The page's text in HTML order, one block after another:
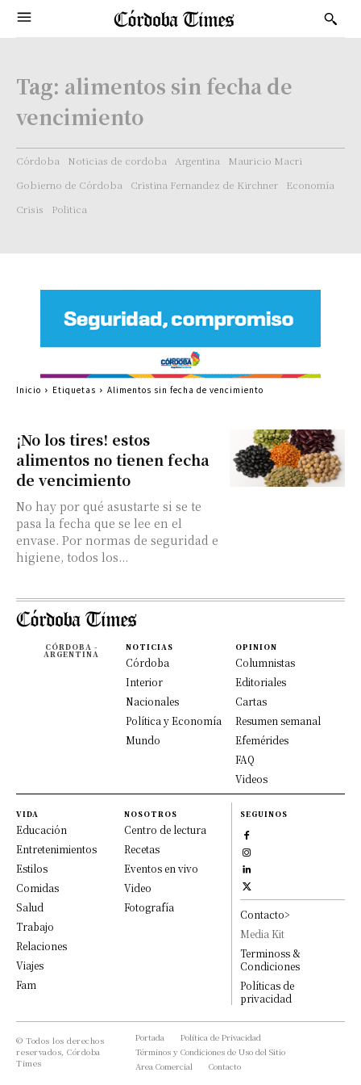
Tag: alimentos sin fecha de
vencimiento
Córdoba Noticias de cordoba Argentina
Mauricio Macri
Gobierno de Córdoba
Cristina Fernandez de Kirchner
Economía
Crisis
Politica
¡No los tires! estos
alimentos no tienen fecha
de vencimiento
No hay por qué asustarte si se te
pasa la fecha que se lee en el
envase. Por normas de seguridad e
higiene, todos los...
Inicio Etiquetas Alimentos sin fecha de vencimiento
CÓRDOBA -
ARGENTINA
NOTICIAS
Córdoba
Interior
Nacionales
Política y Economía
Mundo
OPINION
Columnistas
Editoriales
Cartas
Resumen semanal
Efemérides
FAQ
Videos
VIDA
Educación
Entretenimientos
Estilos
Comidas
Salud
Trabajo
Relaciones
Viajes
Fam
NOSOTROS
Centro de lectura
Recetas
Eventos en vivo
Video
Fotografía
SEGUINOS
Contacto>
Media Kit
Terminoss &
Condiciones
Políticas de
privacidad
© Todos los derechos
reservados, Córdoba
Times
Portada
Política de Privacidad
Términos y Condiciones de Uso del Sitio
Area Comercial
Contacto